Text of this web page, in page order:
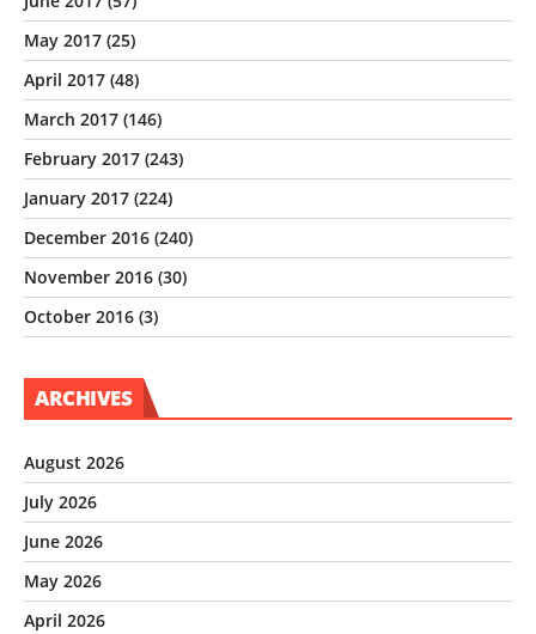
May 2017 (25)
April 2017 (48)
March 2017 (146)
February 2017 (243)
January 2017 (224)
December 2016 (240)
November 2016 (30)
October 2016 (3)
ARCHIVES
August 2026
July 2026
June 2026
May 2026
April 2026